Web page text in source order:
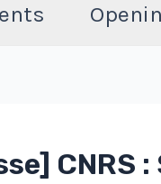
CNRS